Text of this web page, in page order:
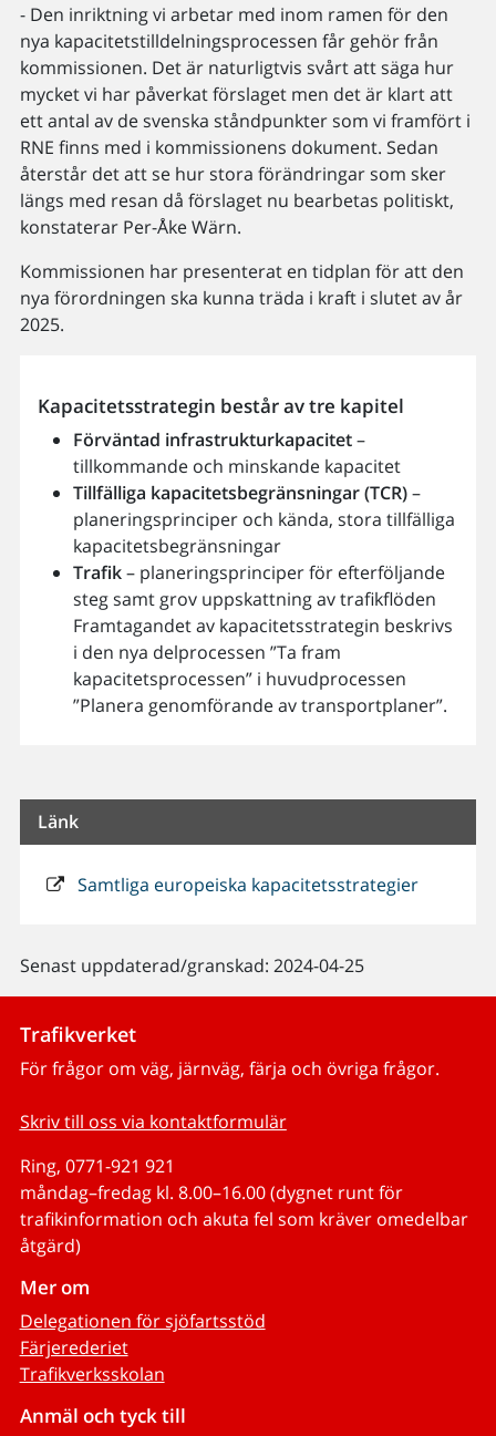
- Den inriktning vi arbetar med inom ramen för den
nya kapacitetstilldelningsprocessen får gehör från
kommissionen. Det är naturligtvis svårt att säga hur
mycket vi har påverkat förslaget men det är klart att
ett antal av de svenska ståndpunkter som vi framfört i
RNE finns med i kommissionens dokument. Sedan
återstår det att se hur stora förändringar som sker
längs med resan då förslaget nu bearbetas politiskt,
konstaterar Per-Åke Wärn.
Kommissionen har presenterat en tidplan för att den
nya förordningen ska kunna träda i kraft i slutet av år
2025.
Kapacitetsstrategin består av tre kapitel
Förväntad infrastrukturkapacitet–
tillkommande och minskande kapacitet
Tillfälliga kapacitetsbegränsningar (TCR)–
planeringsprinciper och kända, stora tillfälliga
kapacitetsbegränsningar
Trafik– planeringsprinciper för efterföljande
steg samt grov uppskattning av trafikflöden
Framtagandet av kapacitetsstrategin beskrivs
i den nya delprocessen ”Ta fram
kapacitetsprocessen” i huvudprocessen
”Planera genomförande av transportplaner”.
Länk
Samtliga europeiska kapacitetsstrategier
Senast uppdaterad/granskad: 2024-04-25
Trafikverket
För frågor om väg, järnväg, färja och övriga frågor.
Skriv till oss via kontaktformulär
Ring, 0771-921 921
måndag–fredag kl. 8.00–16.00 (dygnet runt för
trafikinformation och akuta fel som kräver omedelbar
åtgärd)
Mer om
Delegationen för sjöfartsstöd
Färjerederiet
Trafikverksskolan
Anmäl och tyck till